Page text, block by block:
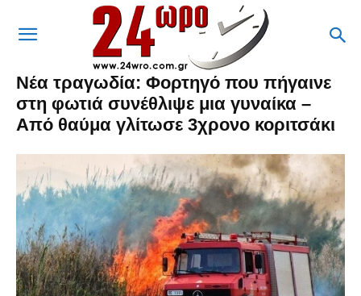
Νέα τραγωδία: Φορτηγό που πήγαινε
στη φωτιά συνέθλιψε μια γυναίκα –
Από θαύμα γλίτωσε 3χρονο κοριτσάκι